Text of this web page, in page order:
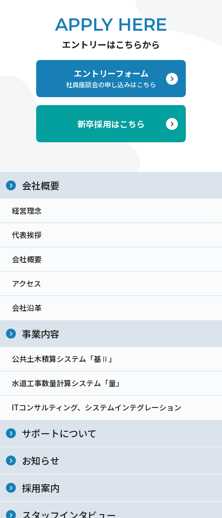
APPLY HERE
エントリーはこちらから
エントリーフォーム
社員座談会の申し込みはこちら
新卒採用はこちら
会社概要
経営理念
代表挨拶
会社概要
アクセス
会社沿革
事業内容
公共土木積算システム「基Ⅱ」
水道工事数量計算システム「量」
ITコンサルティング、システムインテグレーション
サポートについて
お知らせ
採用案内
スタッフインタビュー